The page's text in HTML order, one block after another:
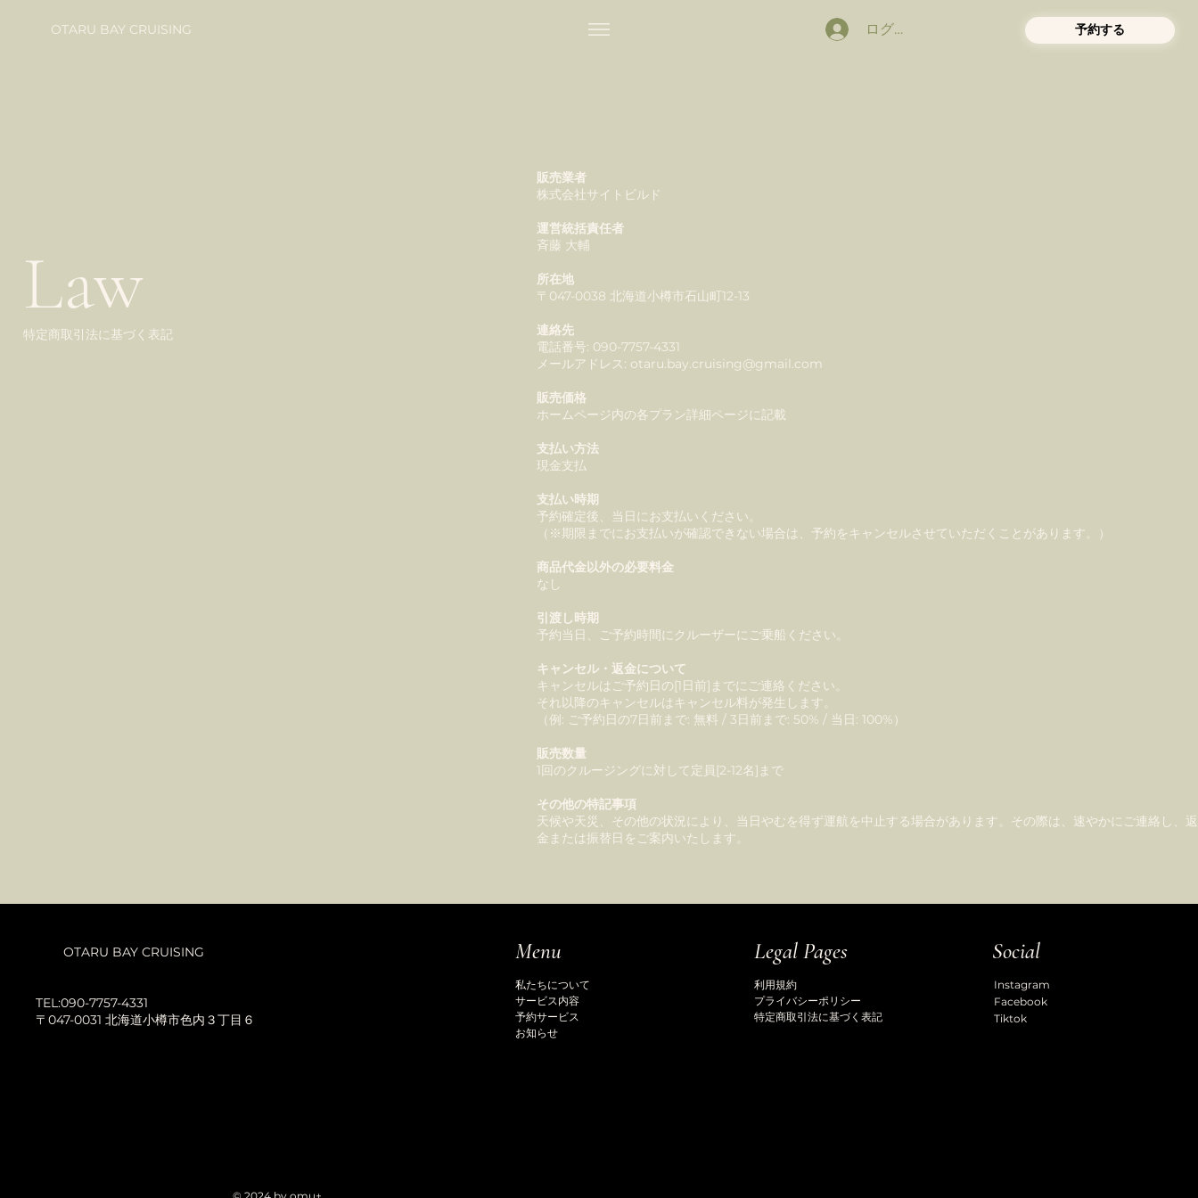
OTARU BAY CRUISING 予約する
ログイン
Law
特定商取引法に基づく表記
販売業者
株式会社サイトビルド
運営統括責任者
斉藤 大輔
所在地
〒047-0038 北海道小樽市石山町12-13
連絡先
電話番号: 090-7757-4331
メールアドレス: otaru.bay.cruising@gmail.com
販売価格
ホームページ内の各プラン詳細ページに記載
支払い方法
現金支払
支払い時期
予約確定後、当日にお支払いください。
（※期限までにお支払いが確認できない場合は、予約をキャンセルさせていただくことがあります。）
商品代金以外の必要料金
なし
引渡し時期
予約当日、ご予約時間にクルーザーにご乗船ください。
キャンセル・返金について
キャンセルはご予約日の[1日前]までにご連絡ください。
それ以降のキャンセルはキャンセル料が発生します。
（例: ご予約日の7日前まで: 無料 / 3日前まで: 50% / 当日: 100%）
販売数量
1回のクルージングに対して定員[2-12名]まで
その他の特記事項
天候や天災、その他の状況により、当日やむを得ず運航を中止する場合があります。その際は、速やかにご連絡し、返
金または振替日をご案内いたします。
OTARU BAY CRUISING
​TEL:090-7757-4331
〒047-0031 北海道小樽市色内３丁目６
Menu
私たちについて
サービス内容
予約サービス
お知らせ
Legal Pages
利用規約
プライバシーポリシー
特定商取引法に基づく表記
Social
Instagram
Facebook
Tiktok